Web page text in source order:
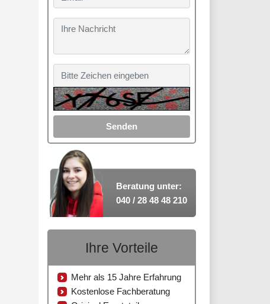
Senden
Beratung unter:
040 / 28 48 48 210
Ihre Vorteile
Mehr als 15 Jahre Erfahrung
Kostenlose Fachberatung